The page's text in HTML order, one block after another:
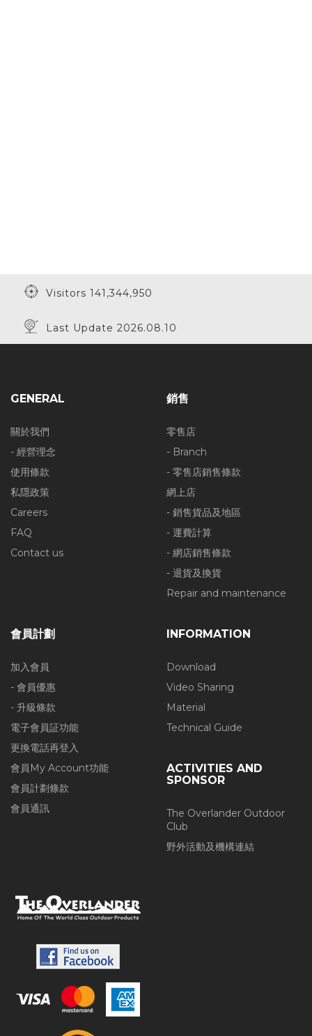
Visitors 141,344,950
Last Update 2026.08.10
GENERAL
關於我們
- 經營理念
使用條款
私隱政策
Careers
FAQ
Contact us
銷售
零售店
- Branch
- 零售店銷售條款
網上店
- 銷售貨品及地區
- 運費計算
- 網店銷售條款
- 退貨及換貨
Repair and maintenance
會員計劃
加入會員
- 會員優惠
- 升級條款
電子會員証功能
更換電話再登入
會員My Account功能
會員計劃條款
會員通訊
INFORMATION
Download
Video Sharing
Material
Technical Guide
ACTIVITIES AND
SPONSOR
The Overlander Outdoor
Club
野外活動及機構連結